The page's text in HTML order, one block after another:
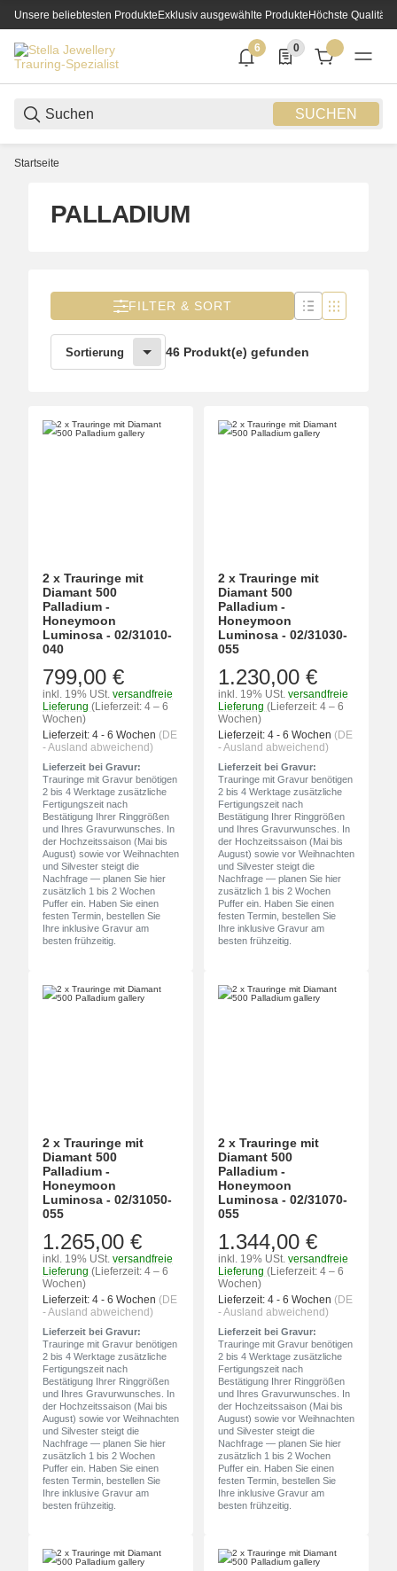
Unsere beliebtesten ProdukteExklusiv ausgewählte ProdukteHöchste Qualität
SUCHEN
6
6 neue Notifizierungen
0
0 Produkte in der
Startseite
PALLADIUM
FILTER & SORT
Sortierung 46 Produkt(e) gefunden
2 x Trauringe mit
Diamant 500
Palladium -
Honeymoon
Luminosa - 02/31010-
040
799,00 €
inkl. 19% USt. versandfreie
Lieferung (Lieferzeit: 4 – 6
Wochen)
Lieferzeit: 4 - 6 Wochen (DE
- Ausland abweichend)
Lieferzeit bei Gravur:
Trauringe mit Gravur benötigen
2 bis 4 Werktage zusätzliche
Fertigungszeit nach
Bestätigung Ihrer Ringgrößen
und Ihres Gravurwunsches. In
der Hochzeitssaison (Mai bis
August) sowie vor Weihnachten
und Silvester steigt die
Nachfrage — planen Sie hier
zusätzlich 1 bis 2 Wochen
Puffer ein. Haben Sie einen
festen Termin, bestellen Sie
Ihre inklusive Gravur am
besten frühzeitig.
2 x Trauringe mit
Diamant 500
Palladium -
Honeymoon
Luminosa - 02/31030-
055
1.230,00 €
inkl. 19% USt. versandfreie
Lieferung (Lieferzeit: 4 – 6
Wochen)
Lieferzeit: 4 - 6 Wochen (DE
- Ausland abweichend)
Lieferzeit bei Gravur:
Trauringe mit Gravur benötigen
2 bis 4 Werktage zusätzliche
Fertigungszeit nach
Bestätigung Ihrer Ringgrößen
und Ihres Gravurwunsches. In
der Hochzeitssaison (Mai bis
August) sowie vor Weihnachten
und Silvester steigt die
Nachfrage — planen Sie hier
zusätzlich 1 bis 2 Wochen
Puffer ein. Haben Sie einen
festen Termin, bestellen Sie
Ihre inklusive Gravur am
besten frühzeitig.
2 x Trauringe mit
Diamant 500
Palladium -
Honeymoon
Luminosa - 02/31050-
055
1.265,00 €
inkl. 19% USt. versandfreie
Lieferung (Lieferzeit: 4 – 6
Wochen)
Lieferzeit: 4 - 6 Wochen (DE
- Ausland abweichend)
Lieferzeit bei Gravur:
Trauringe mit Gravur benötigen
2 bis 4 Werktage zusätzliche
Fertigungszeit nach
Bestätigung Ihrer Ringgrößen
und Ihres Gravurwunsches. In
der Hochzeitssaison (Mai bis
August) sowie vor Weihnachten
und Silvester steigt die
Nachfrage — planen Sie hier
zusätzlich 1 bis 2 Wochen
Puffer ein. Haben Sie einen
festen Termin, bestellen Sie
Ihre inklusive Gravur am
besten frühzeitig.
2 x Trauringe mit
Diamant 500
Palladium -
Honeymoon
Luminosa - 02/31070-
055
1.344,00 €
inkl. 19% USt. versandfreie
Lieferung (Lieferzeit: 4 – 6
Wochen)
Lieferzeit: 4 - 6 Wochen (DE
- Ausland abweichend)
Lieferzeit bei Gravur:
Trauringe mit Gravur benötigen
2 bis 4 Werktage zusätzliche
Fertigungszeit nach
Bestätigung Ihrer Ringgrößen
und Ihres Gravurwunsches. In
der Hochzeitssaison (Mai bis
August) sowie vor Weihnachten
und Silvester steigt die
Nachfrage — planen Sie hier
zusätzlich 1 bis 2 Wochen
Puffer ein. Haben Sie einen
festen Termin, bestellen Sie
Ihre inklusive Gravur am
besten frühzeitig.